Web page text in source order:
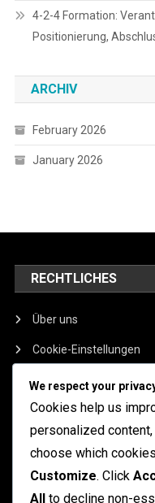
4-2-4 Formation:
Positionierung,
ARCHIV
February 2026
January 2026
RECHTLICHES
Über uns
Cookie-Einstellungen
Allgemeine
Kontakt aufnehmen
SUCHE
We respect your
Cookies help us
personalized content,
choose which
Customize. Click
All to decline non-